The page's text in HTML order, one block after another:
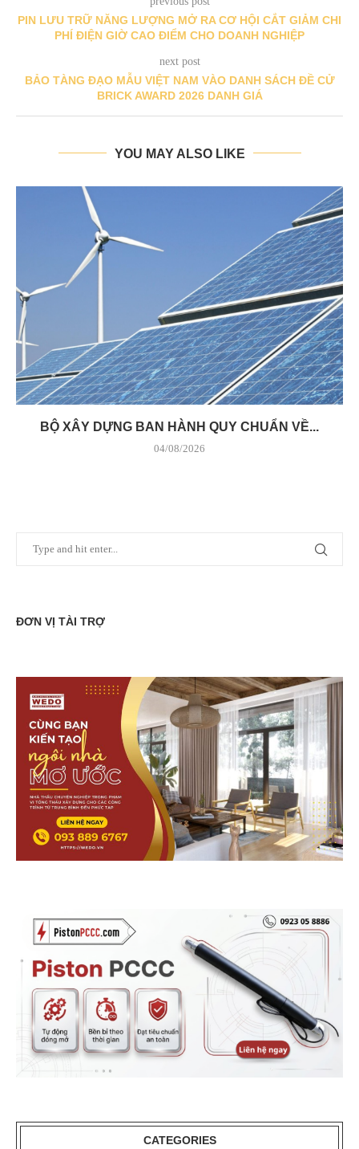
PIN LƯU TRỮ NĂNG LƯỢNG MỞ RA CƠ HỘI CẮT GIẢM CHI
PHÍ ĐIỆN GIỜ CAO ĐIỂM CHO DOANH NGHIỆP
next post
BẢO TÀNG ĐẠO MẪU VIỆT NAM VÀO DANH SÁCH ĐỀ CỬ
BRICK AWARD 2026 DANH GIÁ
YOU MAY ALSO LIKE
BỘ XÂY DỰNG BAN HÀNH QUY CHUẨN VỀ...
04/08/2026
ĐƠN VỊ TÀI TRỢ
CATEGORIES